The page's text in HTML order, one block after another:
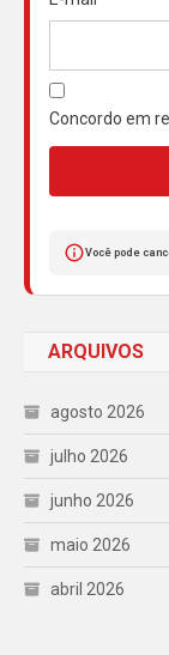
Concordo em
Você pode
ARQUIVOS
agosto 2026
julho 2026
junho 2026
maio 2026
abril 2026